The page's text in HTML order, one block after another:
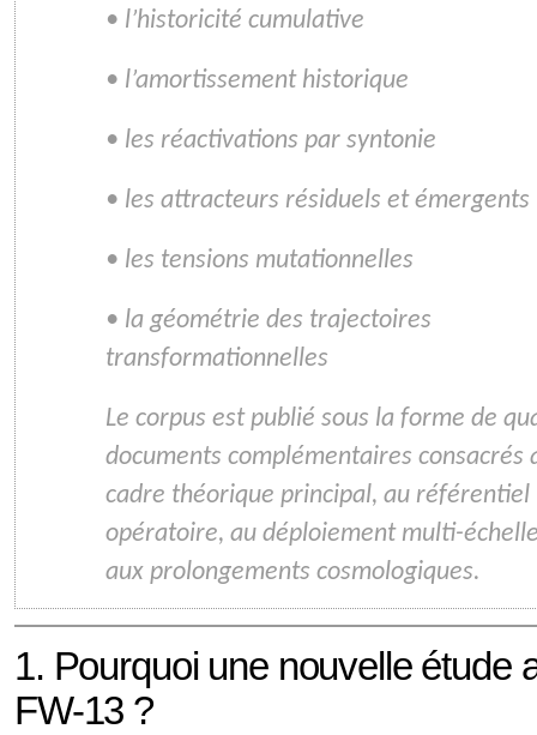
• l’historicité cumulative
• l’amortissement historique
• les réactivations par syntonie
• les attracteurs résiduels et émergents
• les tensions mutationnelles
• la géométrie des trajectoires
transformationnelles
Le corpus est publié sous la forme de
documents complémentaires consacrés
cadre théorique principal, au référentiel
opératoire, au déploiement multi-
aux prolongements cosmologiques.
1. Pourquoi une nouvelle étude
FW-13 ?